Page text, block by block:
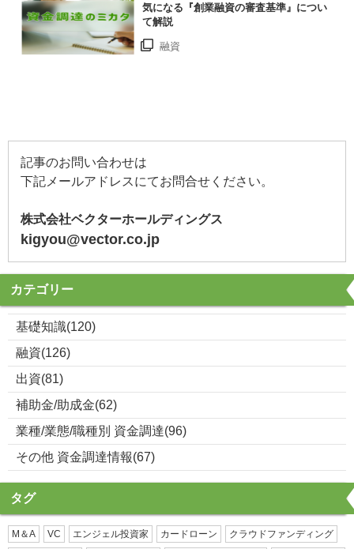
気になる『創業融資の審査基準』につい
て解説
融資
記事のお問い合わせは
下記メールアドレスにてお問合せください。
株式会社ベクターホールディングス
kigyou@vector.co.jp
カテゴリー
基礎知識(120)
融資(126)
出資(81)
補助金/助成金(62)
業種/業態/職種別 資金調達(96)
その他 資金調達情報(67)
タグ
M＆A VC エンジェル投資家 カードローン
クラウドファンディング